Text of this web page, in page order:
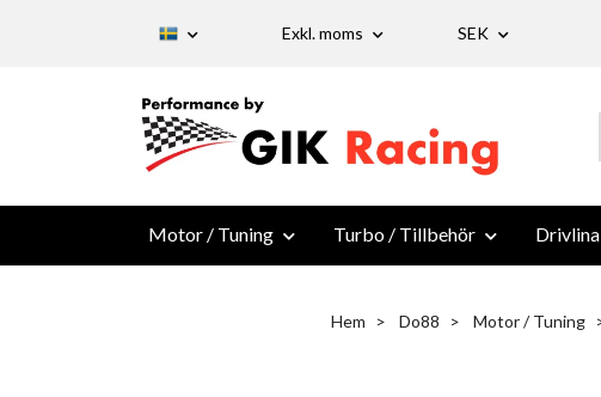
Exkl. moms SEK
Motor / Tuning Turbo / Tillbehör Drivlina
Hem Do88 Motor / Tuning